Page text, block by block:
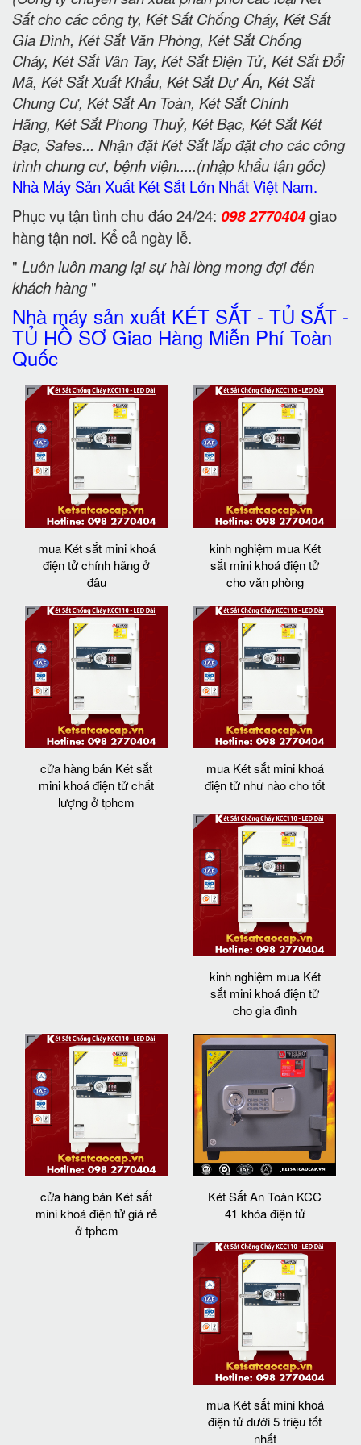
Sắt cho các công ty, Két Sắt Chống Cháy, Két Sắt
Gia Đình, Két Sắt Văn Phòng, Két Sắt Chống
Cháy, Két Sắt Vân Tay, Két Sắt Điện Tử, Két Sắt Đổi
Mã, Két Sắt Xuất Khẩu, Két Sắt Dự Án, Két Sắt
Chung Cư, Két Sắt An Toàn, Két Sắt Chính
Hãng, Két Sắt Phong Thuỷ, Két Bạc, Két Sắt Két
Bạc, Safes... Nhận đặt Két Sắt lắp đặt cho các công
trình chung cư, bệnh viện.....(nhập khẩu tận gốc)
Nhà Máy Sản Xuất Két Sắt Lớn Nhất Việt Nam.
Phục vụ tận tình chu đáo 24/24: 098 2770404giao
hàng tận nơi. Kể cả ngày lễ.
" Luôn luôn mang lại sự hài lòng mong đợi đến
khách hàng"
Nhà máy sản xuất KÉT SẮT - TỦ SẮT -
TỦ HỒ SƠ Giao Hàng Miễn Phí Toàn
Quốc
mua Két sắt mini khoá
điện tử chính hãng ở
đâu
kinh nghiệm mua Két
sắt mini khoá điện tử
cho văn phòng
cửa hàng bán Két sắt
mini khoá điện tử chất
lượng ở tphcm
mua Két sắt mini khoá
điện tử như nào cho tốt
kinh nghiệm mua Két
sắt mini khoá điện tử
cho gia đình
cửa hàng bán Két sắt
mini khoá điện tử giá rẻ
ở tphcm
Két Sắt An Toàn KCC
41 khóa điện tử
mua Két sắt mini khoá
điện tử dưới 5 triệu tốt
nhất